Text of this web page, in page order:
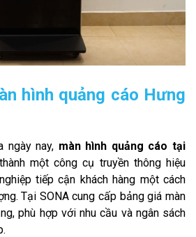
hình quảng cáo Hưng
ngày nay, màn hình quảng cáo tại
một công cụ truyền thông hiệu
tiếp cận khách hàng một cách
Tại SONA cung cấp bảng giá màn
phù hợp với nhu cầu và ngân sách